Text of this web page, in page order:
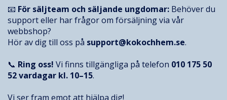
📧 För säljteam och säljande ungdomar: Behöver du
support eller har frågor om försäljning via vår
webbshop?
Hör av dig till oss på support@kokochhem.se.
📞 Ring oss! Vi finns tillgängliga på telefon 010 175 50
52vardagar kl. 10–15.
Vi ser fram emot att hjälpa dig!